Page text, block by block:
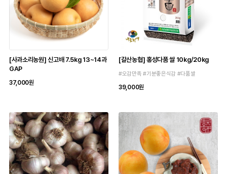
[사과소리농원] 신고배 7.5kg 13~14과
GAP
37,000원
[갈산농협] 홍성다품 쌀 10kg/20kg
#오감만족 #기분좋은식감 #다품쌀
39,000원